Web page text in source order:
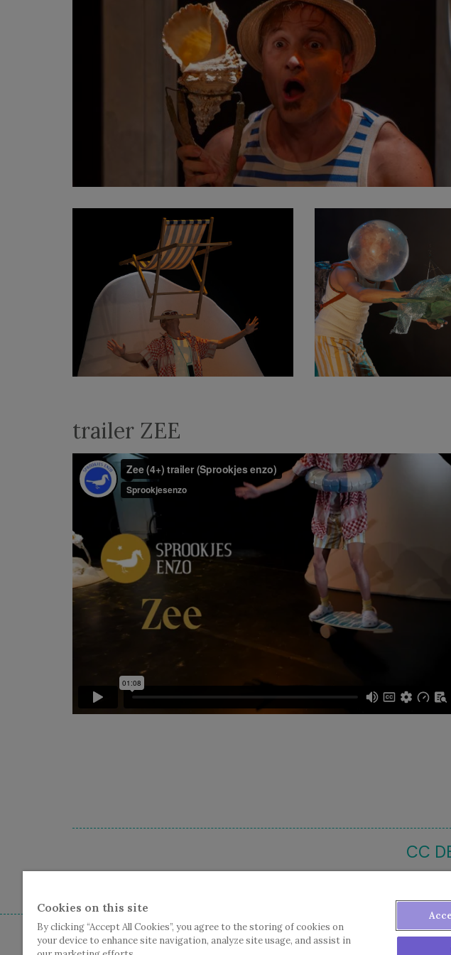
LEZING/LITERATUUR
trailer ZEE
CC
Cookies on this site
By clicking “Accept All Cookies”, you agree to the storing of cookies on
your device to enhance site navigation, analyze site usage, and assist in